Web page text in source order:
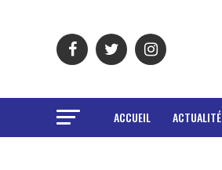
ACCUEIL ACTUALITÉ